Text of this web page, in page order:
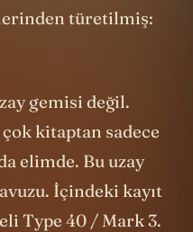
türetilmiş:
gemisi değil.
çok kitaptan sadece
elimde. Bu uzay
İçindeki kayıt
Type 40 / Mark 3.